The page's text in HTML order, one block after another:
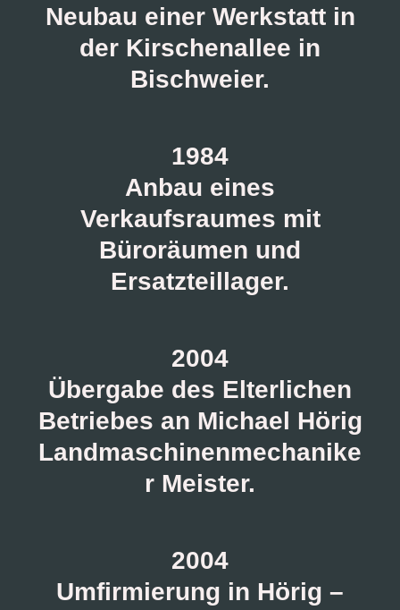
Neubau einer Werkstatt in
der Kirschenallee in
Bischweier.
1984
Anbau eines
Verkaufsraumes mit
Büroräumen und
Ersatzteillager.
2004
Übergabe des Elterlichen
Betriebes an Michael Hörig
Landmaschinenmechanike
r Meister.
2004
Umfirmierung in Hörig –